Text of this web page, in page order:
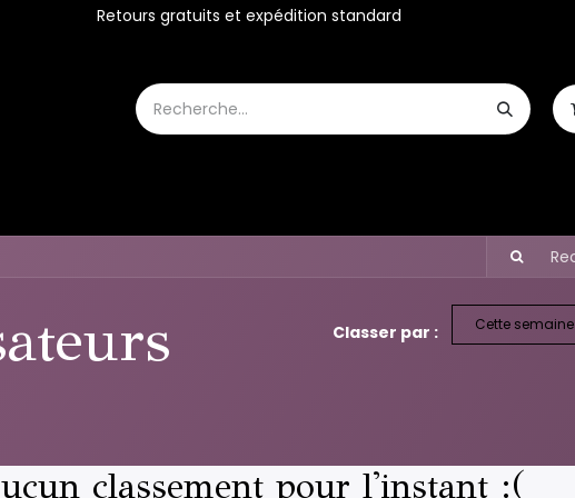
Retours gratuits et expédition standard
Classer par : Cette semaine
classement pour l'instant :(